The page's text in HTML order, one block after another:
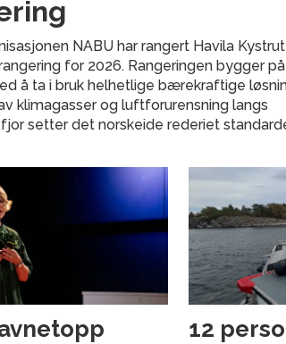
NABU har rangert Havila
for 2026. Rangeringen bygger på
å ta i bruk helhetlige bærekraftige
klimagasser og luftforurensning langs
setter det norskeide rederiet
12